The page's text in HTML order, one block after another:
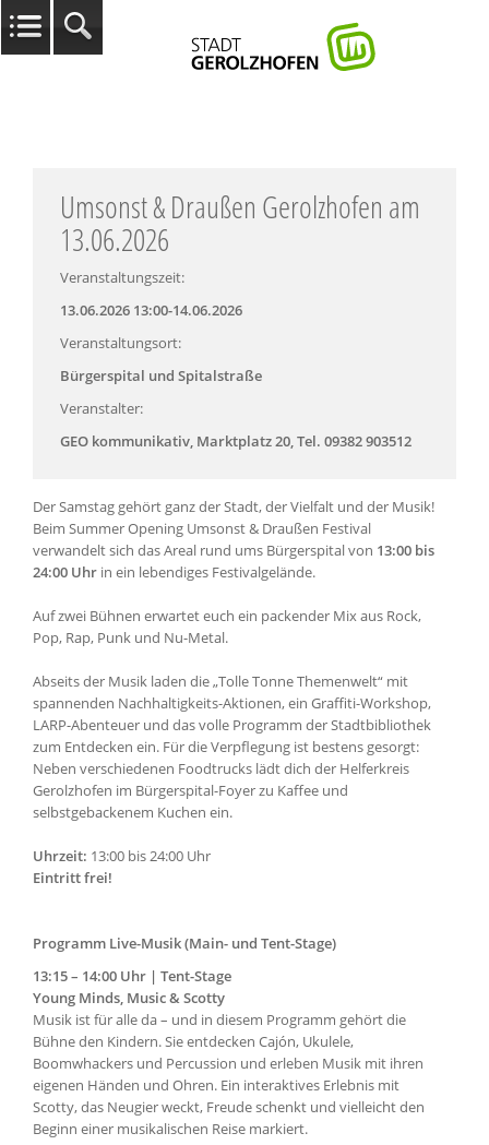
Umsonst & Draußen Gerolzhofen am
13.06.2026
Veranstaltungszeit:
13.06.2026 13:00-14.06.2026
Veranstaltungsort:
Bürgerspital und Spitalstraße
Veranstalter:
GEO kommunikativ, Marktplatz 20, Tel. 09382 903512
Der Samstag gehört ganz der Stadt, der Vielfalt und der Musik!
Beim Summer Opening Umsonst & Draußen Festival
verwandelt sich das Areal rund ums Bürgerspital von 13:00 bis
24:00 Uhr in ein lebendiges Festivalgelände.
Auf zwei Bühnen erwartet euch ein packender Mix aus Rock,
Pop, Rap, Punk und Nu-Metal.
Abseits der Musik laden die „Tolle Tonne Themenwelt“ mit
spannenden Nachhaltigkeits-Aktionen, ein Graffiti-Workshop,
LARP-Abenteuer und das volle Programm der Stadtbibliothek
zum Entdecken ein. Für die Verpflegung ist bestens gesorgt:
Neben verschiedenen Foodtrucks lädt dich der Helferkreis
Gerolzhofen im Bürgerspital-Foyer zu Kaffee und
selbstgebackenem Kuchen ein.
Uhrzeit: 13:00 bis 24:00 Uhr
Eintritt frei!
Programm Live-Musik (Main- und Tent-Stage)
13:15 – 14:00 Uhr | Tent-Stage
Young Minds, Music & Scotty
Musik ist für alle da – und in diesem Programm gehört die
Bühne den Kindern. Sie entdecken Cajón, Ukulele,
Boomwhackers und Percussion und erleben Musik mit ihren
eigenen Händen und Ohren. Ein interaktives Erlebnis mit
Scotty, das Neugier weckt, Freude schenkt und vielleicht den
Beginn einer musikalischen Reise markiert.